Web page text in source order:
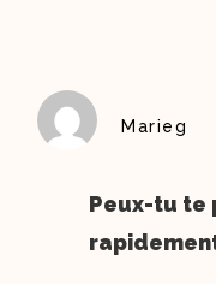
Marieg
Peux-tu te